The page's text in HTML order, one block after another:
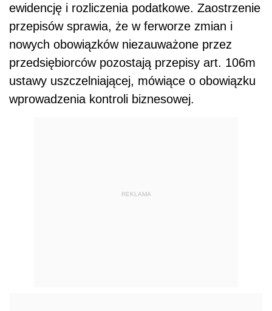
ewidencję i rozliczenia podatkowe. Zaostrzenie
przepisów sprawia, że w ferworze zmian i
nowych obowiązków niezauważone przez
przedsiębiorców pozostają przepisy art. 106m
ustawy uszczelniającej, mówiące o obowiązku
wprowadzenia kontroli biznesowej.
REKLAMA